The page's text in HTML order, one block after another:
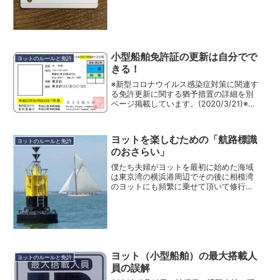
ヨットのルールと免許
小型船舶免許証の更新は自分でで
きる！
※新型コロナウイルス感染症対策に関連す
る免許更新に関する猶予措置の詳細を別
ページ掲載しています。(2020/3/21)※以
(2020/06/17)ヨット（セーリングクルー
ザー）乗...
ヨットのルールと免許
ヨットを楽しむための「航路標識
のおさらい」
僕たち夫婦がヨットを最初に始めた海域
は東京湾の横浜港周辺でその後に相模湾
のヨットにも頻繁に乗せて頂いて修行を
ヨットのルールと免許
ヨット（小型船舶）の最大搭載人
員の誤解